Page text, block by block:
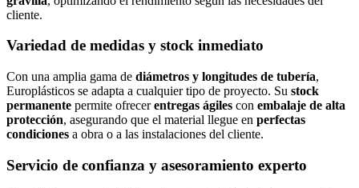
cliente.
Variedad de medidas y stock inmediato
Con una amplia gama de diámetros y longitudes de tubería,
Europlásticos se adapta a cualquier tipo de proyecto. Su stock
permanente permite ofrecerentregas ágiles con embalaje de alta
protección, asegurando que el material llegue en perfectas
condiciones a obra o a las instalaciones del cliente.
Servicio de confianza y asesoramiento experto